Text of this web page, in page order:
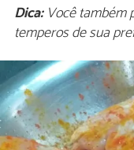
Dica:Você também
temperos de sua